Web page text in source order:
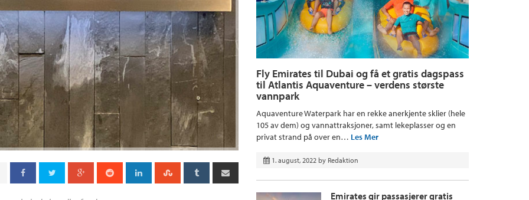
Fly Emirates til Dubai og få et gratis dagspass
til Atlantis Aquaventure – verdens største
vannpark
Aquaventure Waterpark har en rekke anerkjente sklier (hele
105 av dem) og vannattraksjoner, samt lekeplasser og en
privat strand på over en… Les Mer
1. august, 2022 by Redaktion
Emirates gir passasjerer gratis